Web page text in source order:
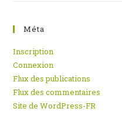
Méta
Inscription
Connexion
Flux des publications
Flux des commentaires
Site de WordPress-FR